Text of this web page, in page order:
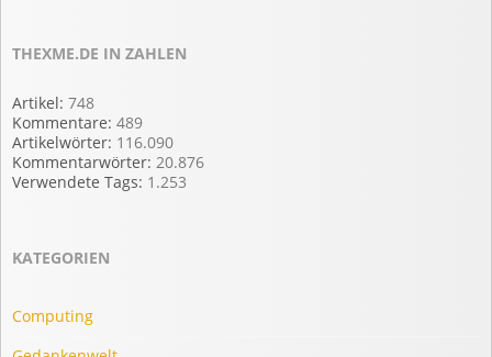
THEXME.DE IN ZAHLEN
Artikel: 748
Kommentare: 489
Artikelwörter: 116.090
Kommentarwörter: 20.876
Verwendete Tags: 1.253
KATEGORIEN
Computing